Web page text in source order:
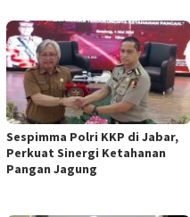
Sespimma Polri KKP di Jabar,
Perkuat Sinergi Ketahanan
Pangan Jagung